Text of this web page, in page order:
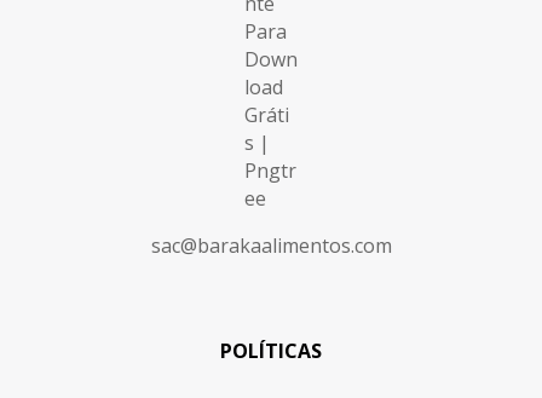
sac@barakaalimentos.com
POLÍTICAS